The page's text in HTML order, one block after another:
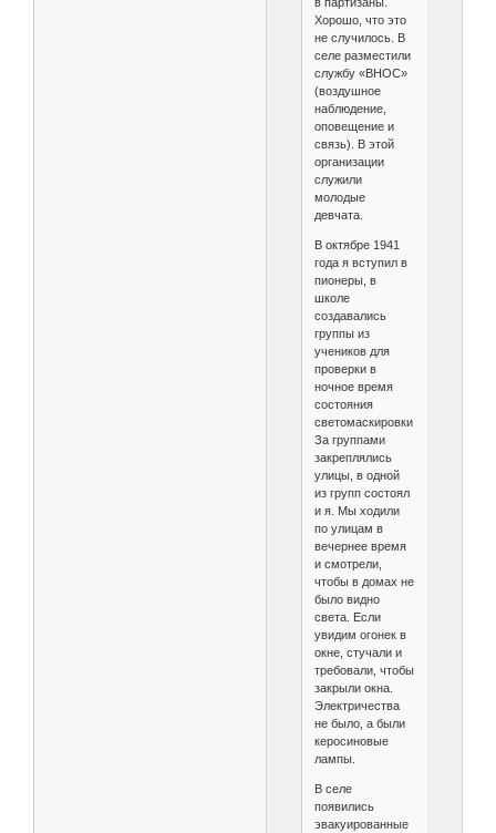
Хорошо, что это
не случилось. В
селе разместили
службу «ВНОС»
(воздушное
наблюдение,
оповещение и
связь). В этой
организации
служили
молодые
девчата.
В октябре 1941
года я вступил в
пионеры, в
школе
создавались
группы из
учеников для
проверки в
ночное время
состояния
светомаскировки.
За группами
закреплялись
улицы, в одной
из групп состоял
и я. Мы ходили
по улицам в
вечернее время
и смотрели,
чтобы в домах не
было видно
света. Если
увидим огонек в
окне, стучали и
требовали, чтобы
закрыли окна.
Электричества
не было, а были
керосиновые
лампы.
В селе
появились
эвакуированные